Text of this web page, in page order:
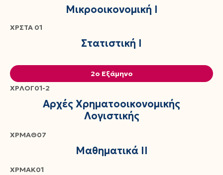
Μικροοικονομική Ι
ΧΡΣΤΑ 01
Στατιστική Ι
2ο Εξάμηνο
ΧΡΛΟΓ01-2
Αρχές Χρηματοοικονομικής
Λογιστικής
ΧΡΜΑΘ07
Μαθηματικά ΙΙ
ΧΡΜΑΚ01